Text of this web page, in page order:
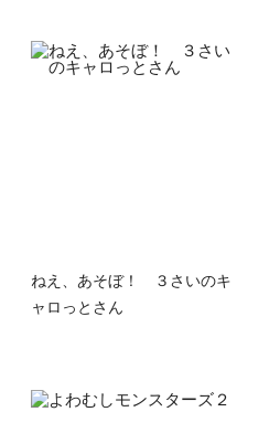
ねえ、あそぼ！ ３さいのキ
ャロっとさん